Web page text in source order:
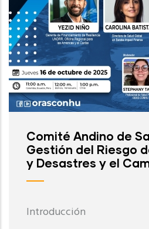
Comité Andino de
Gestión del Riesgo
y Desastres y el
Introducción